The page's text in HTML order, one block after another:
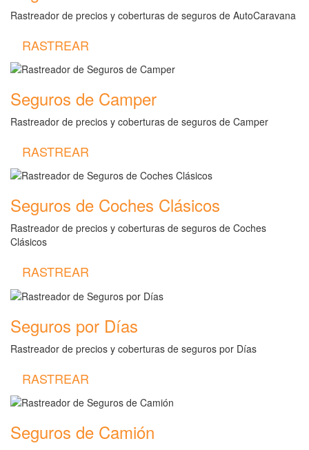
Rastreador de precios y coberturas de seguros de AutoCaravana
RASTREAR
Seguros de Camper
Rastreador de precios y coberturas de seguros de Camper
RASTREAR
Seguros de Coches Clásicos
Rastreador de precios y coberturas de seguros de Coches
Clásicos
RASTREAR
Seguros por Días
Rastreador de precios y coberturas de seguros por Días
RASTREAR
Seguros de Camión